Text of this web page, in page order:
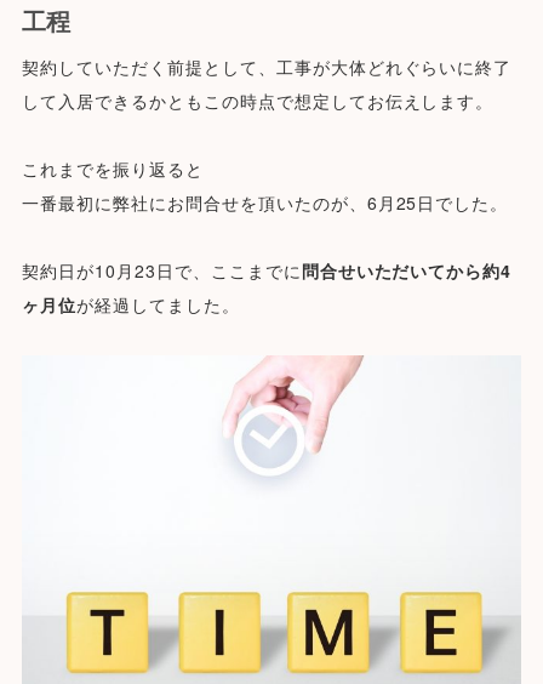
工程
契約していただく前提として、工事が大体どれぐらいに終了
して入居できるかともこの時点で想定してお伝えします。
これまでを振り返ると
一番最初に弊社にお問合せを頂いたのが、6月25日でした。
契約日が10月23日で、ここまでに 問合せいただいてから約4
ヶ月位が経過してました。